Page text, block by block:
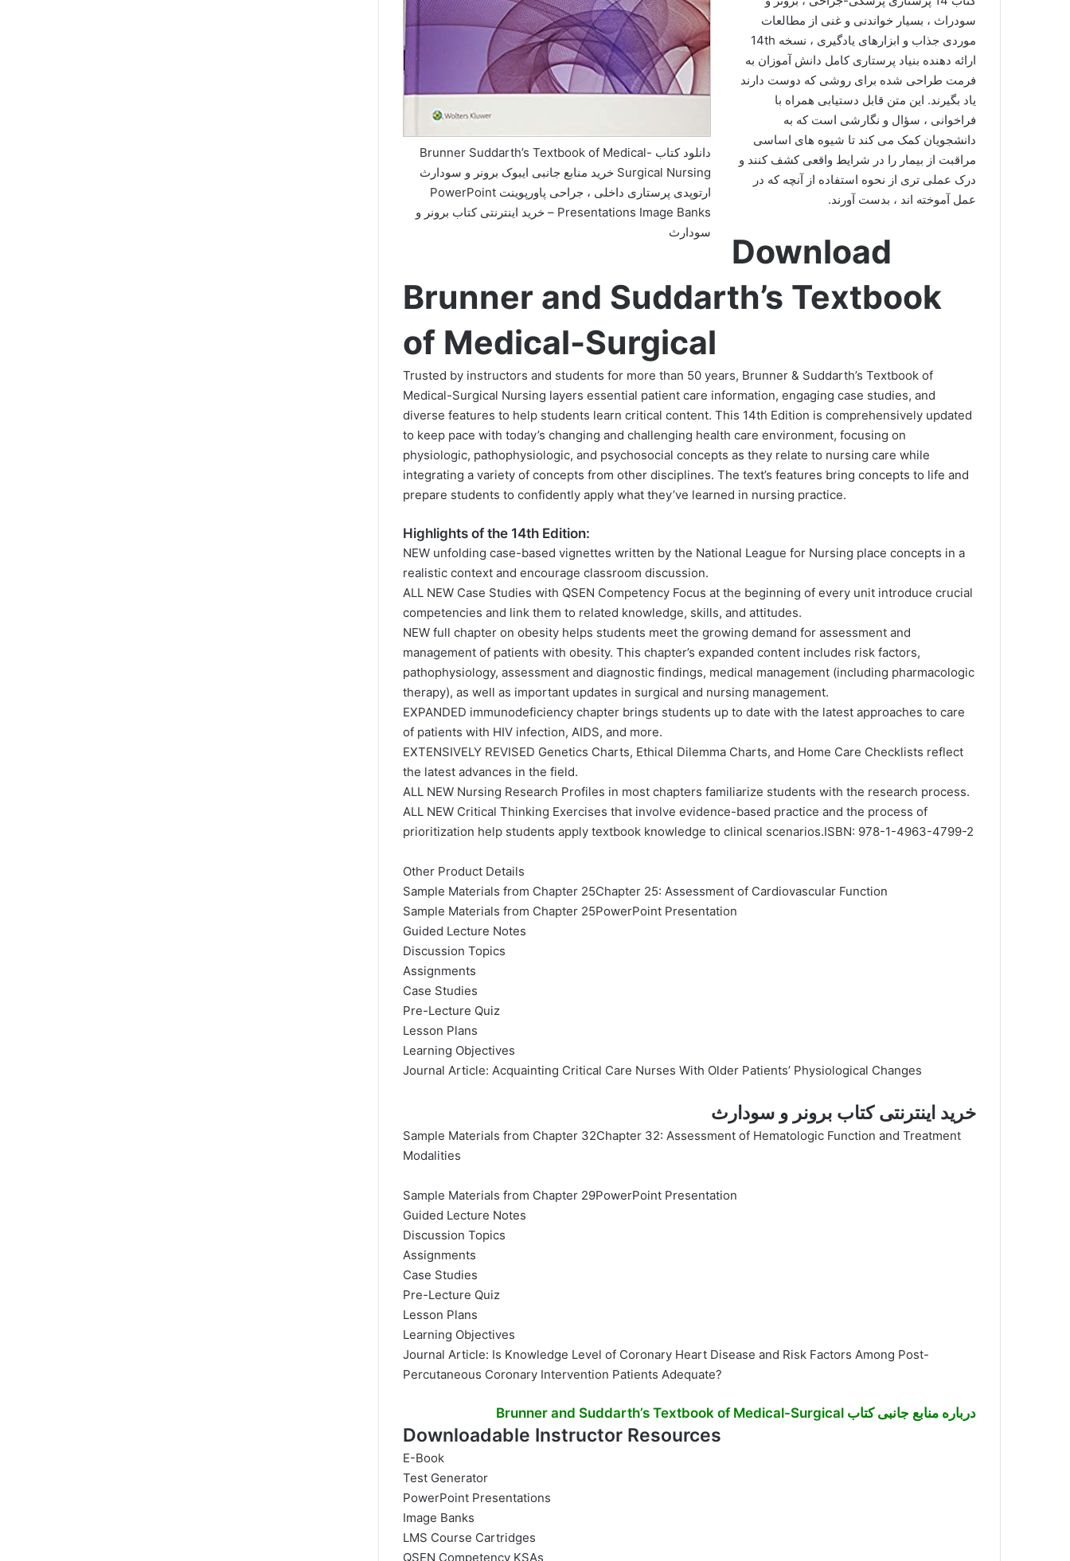
دانلود کتاب Brunner Suddarth’s Textbook of Medical-
Surgical Nursing خرید منابع جانبی ایبوک برونر و سودارث
ارتوپدی پرستاری داخلی ، جراحی پاورپوینت PowerPoint
Presentations Image Banks – خرید اینترنتی کتاب برونر و
سودارث
سودراث ، بسیار خواندنی و غنی از مطالعات
موردی جذاب و ابزارهای یادگیری ، نسخه 14th
ارائه دهنده بنیاد پرستاری کامل دانش آموزان به
فرمت طراحی شده برای روشی که دوست دارند
یاد بگیرند. این متن قابل دستیابی همراه با
فراخوانی ، سؤال و نگارشی است که به
دانشجویان کمک می کند تا شیوه های اساسی
مراقبت از بیمار را در شرایط واقعی کشف کنند و
درک عملی تری از نحوه استفاده از آنچه که در
عمل آموخته اند ، بدست آورند.
Download
Brunner and Suddarth’s Textbook
of Medical-Surgical
Trusted by instructors and students for more than 50 years, Brunner & Suddarth’s Textbook of
Medical-Surgical Nursing layers essential patient care information, engaging case studies, and
diverse features to help students learn critical content. This 14th Edition is comprehensively updated
to keep pace with today’s changing and challenging health care environment, focusing on
physiologic, pathophysiologic, and psychosocial concepts as they relate to nursing care while
integrating a variety of concepts from other disciplines. The text’s features bring concepts to life and
prepare students to confidently apply what they’ve learned in nursing practice.
Highlights of the 14th Edition:
NEW unfolding case-based vignettes written by the National League for Nursing place concepts in a
realistic context and encourage classroom discussion.
ALL NEW Case Studies with QSEN Competency Focus at the beginning of every unit introduce crucial
competencies and link them to related knowledge, skills, and attitudes.
NEW full chapter on obesity helps students meet the growing demand for assessment and
management of patients with obesity. This chapter’s expanded content includes risk factors,
pathophysiology, assessment and diagnostic findings, medical management (including pharmacologic
therapy), as well as important updates in surgical and nursing management.
EXPANDED immunodeficiency chapter brings students up to date with the latest approaches to care
of patients with HIV infection, AIDS, and more.
EXTENSIVELY REVISED Genetics Charts, Ethical Dilemma Charts, and Home Care Checklists reflect
the latest advances in the field.
ALL NEW Nursing Research Profiles in most chapters familiarize students with the research process.
ALL NEW Critical Thinking Exercises that involve evidence-based practice and the process of
prioritization help students apply textbook knowledge to clinical scenarios.ISBN: 978-1-4963-4799-2
Other Product Details
Sample Materials from Chapter 25Chapter 25: Assessment of Cardiovascular Function
Sample Materials from Chapter 25PowerPoint Presentation
Guided Lecture Notes
Discussion Topics
Assignments
Case Studies
Pre-Lecture Quiz
Lesson Plans
Learning Objectives
Journal Article: Acquainting Critical Care Nurses With Older Patients’ Physiological Changes
خرید اینترنتی کتاب برونر و سودارث
Sample Materials from Chapter 32Chapter 32: Assessment of Hematologic Function and Treatment
Modalities
Sample Materials from Chapter 29PowerPoint Presentation
Guided Lecture Notes
Discussion Topics
Assignments
Case Studies
Pre-Lecture Quiz
Lesson Plans
Learning Objectives
Journal Article: Is Knowledge Level of Coronary Heart Disease and Risk Factors Among Post-
Percutaneous Coronary Intervention Patients Adequate?
درباره منابع جانبی کتاب Brunner and Suddarth’s Textbook of Medical-Surgical
Downloadable Instructor Resources
E-Book
Test Generator
PowerPoint Presentations
Image Banks
LMS Course Cartridges
QSEN Competency KSAs